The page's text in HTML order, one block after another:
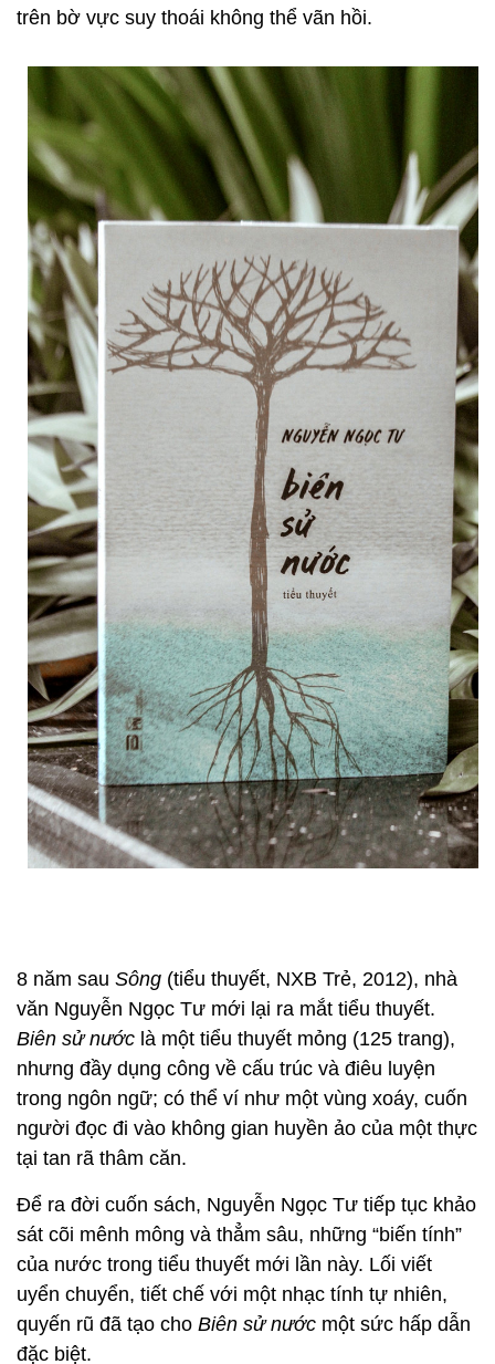
trên bờ vực suy thoái không thể vãn hồi.
8 năm sau Sông (tiểu thuyết, NXB Trẻ, 2012), nhà
văn Nguyễn Ngọc Tư mới lại ra mắt tiểu thuyết.
Biên sử nước là một tiểu thuyết mỏng (125 trang),
nhưng đầy dụng công về cấu trúc và điêu luyện
trong ngôn ngữ; có thể ví như một vùng xoáy, cuốn
người đọc đi vào không gian huyền ảo của một thực
tại tan rã thâm căn.
Để ra đời cuốn sách, Nguyễn Ngọc Tư tiếp tục khảo
sát cõi mênh mông và thẳm sâu, những “biến tính”
của nước trong tiểu thuyết mới lần này. Lối viết
uyển chuyển, tiết chế với một nhạc tính tự nhiên,
quyến rũ đã tạo cho Biên sử nước một sức hấp dẫn
đặc biệt.